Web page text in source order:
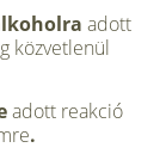
adott
közvetlenül
adott reak­ció
.